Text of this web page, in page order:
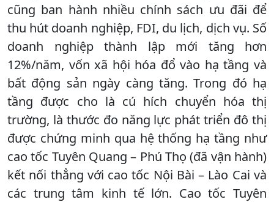
cũng ban hành nhiều chính sách ưu đãi để
thu hút doanh nghiệp, FDI, du lịch, dịch vụ. Số
doanh nghiệp thành lập mới tăng hơn
12%/năm, vốn xã hội hóa đổ vào hạ tầng và
bất động sản ngày càng tăng. Trong đó hạ
tầng được cho là cú hích chuyển hóa thị
trường, là thước đo năng lực phát triển đô thị
được chứng minh qua hệ thống hạ tầng như
cao tốc Tuyên Quang – Phú Thọ (đã vận hành)
kết nối thẳng với cao tốc Nội Bài – Lào Cai và
các trung tâm kinh tế lớn. Cao tốc Tuyên